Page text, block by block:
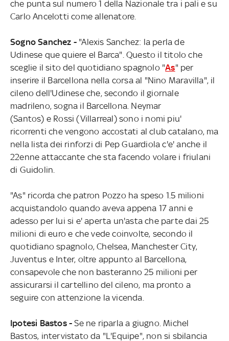
che punta sul numero 1 della Nazionale tra i pali e su
Carlo Ancelotti come allenatore.
Sogno Sanchez - "Alexis Sanchez: la perla de
Udinese que quiere el Barca". Questo il titolo che
sceglie il sito del quotidiano spagnolo "As" per
inserire il Barcellona nella corsa al "Nino Maravilla", il
cileno dell'Udinese che, secondo il giornale
madrileno, sogna il Barcellona. Neymar
(Santos) e Rossi (Villarreal) sono i nomi piu'
ricorrenti che vengono accostati al club catalano, ma
nella lista dei rinforzi di Pep Guardiola c'e' anche il
22enne attaccante che sta facendo volare i friulani
di Guidolin.
"As" ricorda che patron Pozzo ha speso 1.5 milioni
acquistandolo quando aveva appena 17 anni e
adesso per lui si e' aperta un'asta che parte dai 25
milioni di euro e che vede coinvolte, secondo il
quotidiano spagnolo, Chelsea, Manchester City,
Juventus e Inter, oltre appunto al Barcellona,
consapevole che non basteranno 25 milioni per
assicurarsi il cartellino del cileno, ma pronto a
seguire con attenzione la vicenda.
Ipotesi Bastos -Se ne riparla a giugno. Michel
Bastos, intervistato da "L'Equipe", non si sbilancia